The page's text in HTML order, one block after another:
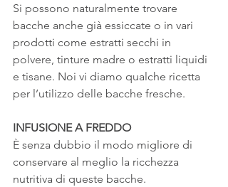
Si possono naturalmente trovare
bacche anche già essiccate o in vari
prodotti come estratti secchi in
polvere, tinture madre o estratti liquidi
e tisane. Noi vi diamo qualche ricetta
per l’utilizzo delle bacche fresche.
INFUSIONE A FREDDO
È senza dubbio il modo migliore di
conservare al meglio la ricchezza
nutritiva di queste bacche.